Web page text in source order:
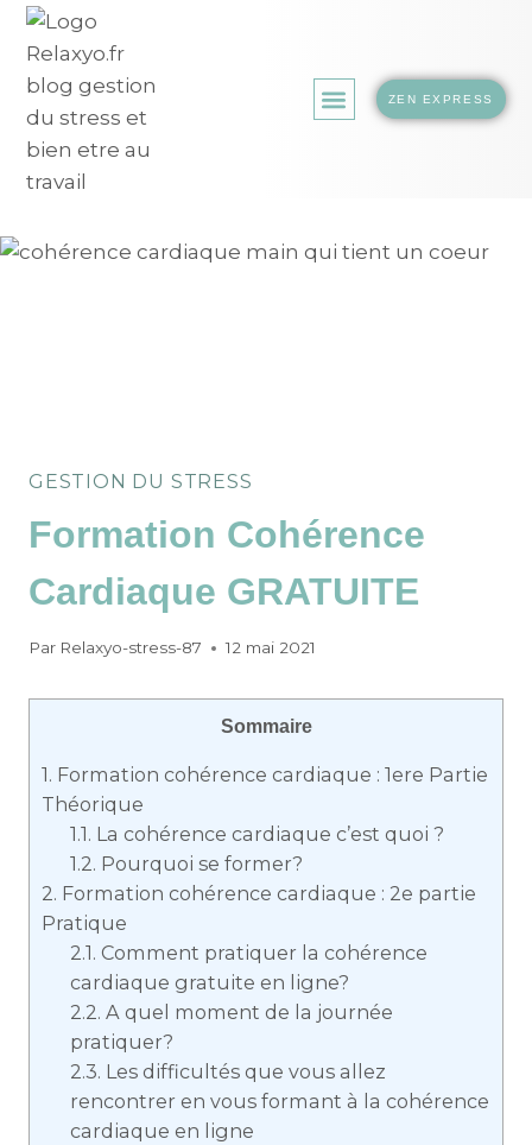
ZEN EXPRESS
GESTION DU STRESS
Formation Cohérence
Cardiaque GRATUITE
Par Relaxyo-stress-87 12 mai 2021
Sommaire
1. Formation cohérence cardiaque : 1ere Partie
Théorique
1.1. La cohérence cardiaque c’est quoi ?
1.2. Pourquoi se former?
2. Formation cohérence cardiaque : 2e partie
Pratique
2.1. Comment pratiquer la cohérence
cardiaque gratuite en ligne?
2.2. A quel moment de la journée
pratiquer?
2.3. Les difficultés que vous allez
rencontrer en vous formant à la cohérence
cardiaque en ligne